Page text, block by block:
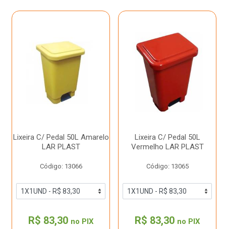
Lixeira C/ Pedal 50L Amarelo
LAR PLAST
Código: 13066
R$ 83,30 no PIX
Lixeira C/ Pedal 50L
Vermelho LAR PLAST
Código: 13065
R$ 83,30 no PIX